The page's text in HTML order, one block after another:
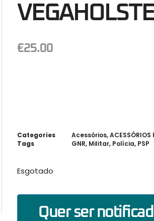
€25.00
Categories Acessórios,ACESSÓRIOS
Tags
GNR, Militar, Polícia, PSP
Esgotado
Quer ser